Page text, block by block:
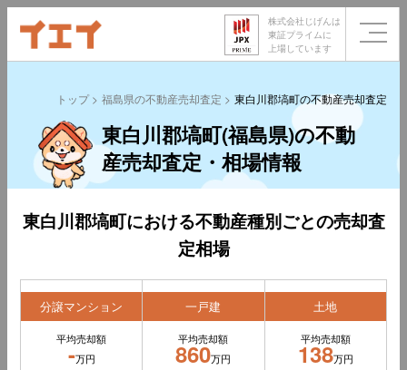
株式会社じげんは
東証プライムに
上場しています
トップ 福島県の不動産売却査定 東白川郡塙町の不動産売却査定
東白川郡塙町(福島県)の不動
産売却査定・相場情報
東白川郡塙町における不動産種別ごとの売却査
定相場
分譲マンション
平均売却額
-万円
一戸建
平均売却額
860万円
土地
平均売却額
138万円